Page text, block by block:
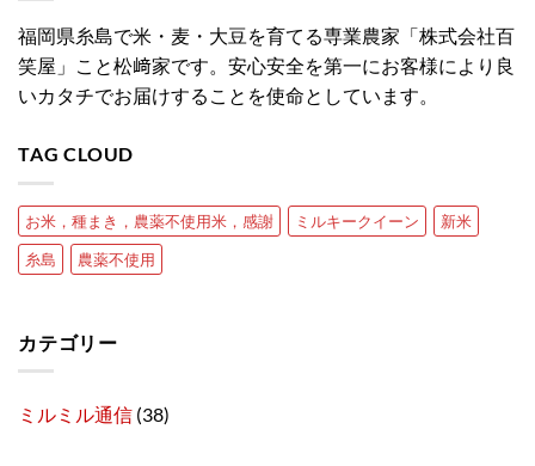
福岡県糸島で米・麦・大豆を育てる専業農家「株式会社百
笑屋」こと松﨑家です。安心安全を第一にお客様により良
いカタチでお届けすることを使命としています。
TAG CLOUD
お米，種まき，農薬不使用米，感謝 ミルキークイーン
新米
糸島
農薬不使用
カテゴリー
ミルミル通信 (38)